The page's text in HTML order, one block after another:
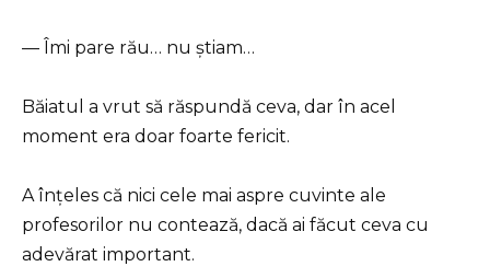
— Îmi pare rău… nu știam…
Băiatul a vrut să răspundă ceva, dar în acel
moment era doar foarte fericit.
A înțeles că nici cele mai aspre cuvinte ale
profesorilor nu contează, dacă ai făcut ceva cu
adevărat important.